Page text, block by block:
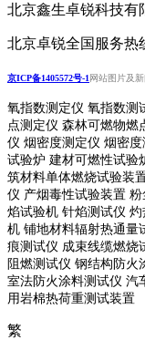
北京鑫生卓锐科技有
北京卓锐全国服务热
京ICP备1405572号-1网站图片及
氧指数测定仪 氧指数测
点测定仪 森林可燃物燃
仪 烟密度测定仪 烟密
试验炉 建材可燃性试验
筑材料单体燃烧试验装
仪 产烟毒性试验装置
焰试验机 针焰测试仪
机 铺地材料辐射热通量
痕测试仪 成束线缆燃烧
阻燃测试仪 钢结构防火
室法防火涂料测试仪 汽
用岩棉热荷重测 试装置
繁